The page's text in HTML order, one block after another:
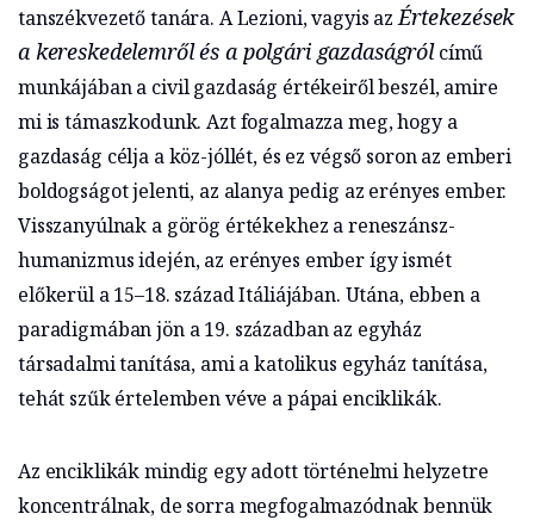
tanszékvezető tanára. A Lezioni, vagyis azÉrtekezések
a kereskedelemről és a polgári gazdaságrólcímű
munkájában a civil gazdaság értékeiről beszél, amire
mi is támaszkodunk. Azt fogalmazza meg, hogy a
gazdaság célja a köz-jóllét, és ez végső soron az emberi
boldogságot jelenti, az alanya pedig az erényes ember.
Visszanyúlnak a görög értékekhez a reneszánsz-
humanizmus idején, az erényes ember így ismét
előkerül a 15–18. század Itáliájában. Utána, ebben a
paradigmában jön a 19. században az egyház
társadalmi tanítása, ami a katolikus egyház tanítása,
tehát szűk értelemben véve a pápai enciklikák.
Az enciklikák mindig egy adott történelmi helyzetre
koncentrálnak, de sorra megfogalmazódnak bennük